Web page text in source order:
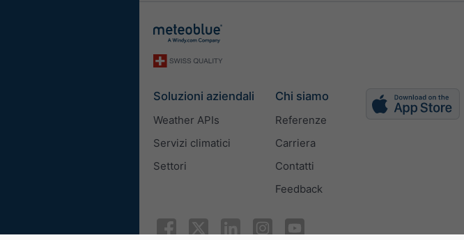
m/s
Aspetto
Zoom mappa
Selezionare manualmente la larghezza (px)
Soluzioni aziendali
Weather APIs
Servizi climatici
Settori
Chi siamo
Referenze
Carriera
Contatti
Feedback